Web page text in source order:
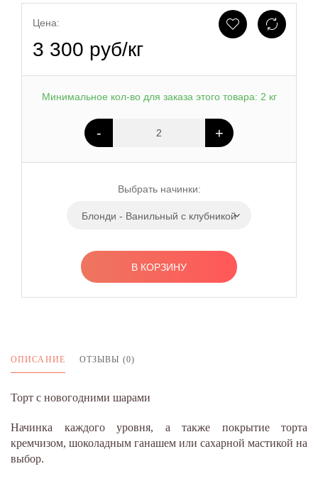
Цена:
3 300 руб/кг
Минимальное кол-во для заказа этого товара: 2 кг
- +
Выбрать начинки:
Блонди - Ванильный с клубникой
В КОРЗИНУ
ОПИСАНИЕ ОТЗЫВЫ (0)
Торт с новогодними шарами
Начинка каждого уровня, а также покрытие торта
кремчизом, шоколадным ганашем или сахарной мастикой на
выбор.